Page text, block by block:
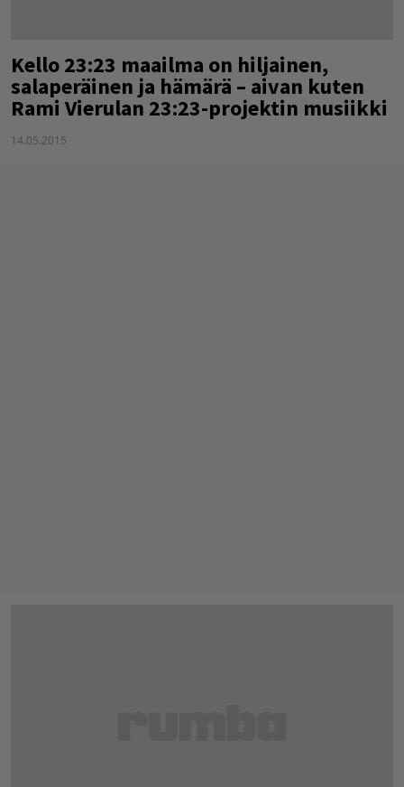
Kello 23:23 maailma on hiljainen,
salaperäinen ja hämärä – aivan kuten
Rami Vierulan 23:23-projektin musiikki
14.05.2015